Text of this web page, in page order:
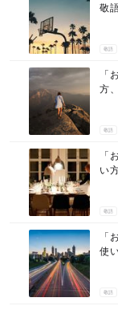
敬
敬語
「
方
敬語
「
い
敬語
「
使
敬語